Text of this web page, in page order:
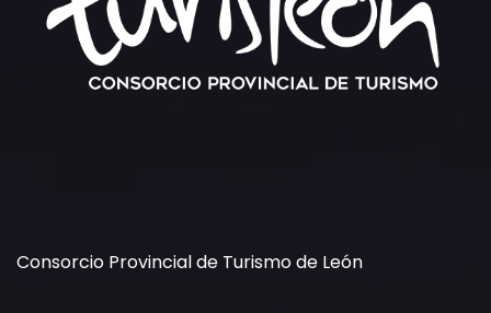
Consorcio Provincial de Turismo de León